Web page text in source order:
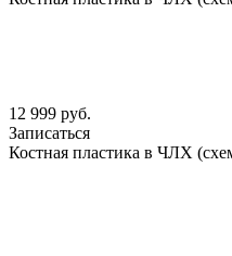
12 999 руб.
Записаться
Костная пластика в ЧЛХ